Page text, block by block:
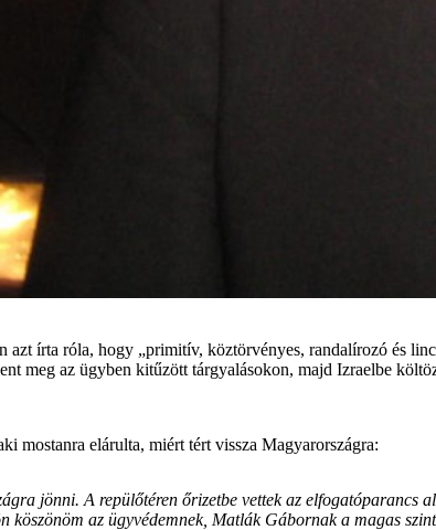
írta róla, hogy „primitív, köztörvényes, randalírozó és
meg az ügyben kitűzött tárgyalásokon, majd Izraelbe
mostanra elárulta, miért tért vissza Magyarországra:
jönni. A repülőtéren őrizetbe vettek az
az ügyvédemnek, Matlák Gábornak a magas